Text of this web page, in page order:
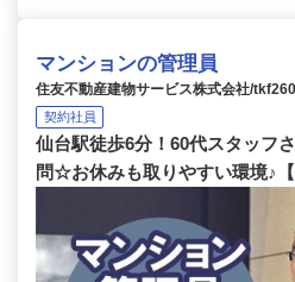
マンションの管理員
住友不動産建物サービス株式会社/
契約社員
仙台駅徒歩6分！60代スタッフ
問☆お休みも取りやすい環境♪【